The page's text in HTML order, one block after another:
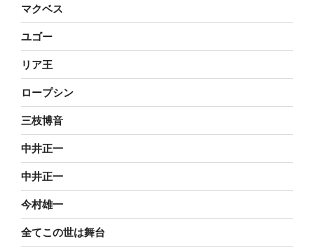
マクベス
ユゴー
リア王
ロープシン
三枝博音
中井正一
中井正一
今村雄一
全てこの世は舞台